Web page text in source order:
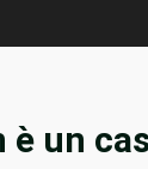
un